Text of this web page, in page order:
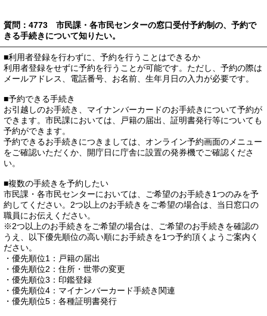
質問：4773 市民課・各市民センターの窓口受付予約制の、予約で
きる手続きについて知りたい。
■利用者登録を行わずに、予約を行うことはできるか
利用者登録をせずに予約を行うことが可能です。ただし、予約の際は
メールアドレス、電話番号、お名前、生年月日の入力が必要です。
■予約できる手続き
お引越しのお手続き、マイナンバーカードのお手続きについて予約が
できます。市民課においては、戸籍の届出、証明書発行等についても
予約ができます。
予約できるお手続きにつきましては、オンライン予約画面のメニュー
をご確認いただくか、開庁日に庁舎に設置の発券機でご確認くださ
い。
■複数の手続きを予約したい
市民課・各市民センターにおいては、ご希望のお手続き1つのみを予
約してください。2つ以上のお手続きをご希望の場合は、当日窓口の
職員にお伝えください。
※2つ以上のお手続きをご希望の場合は、ご希望のお手続きを確認の
うえ、以下優先順位の高い順にお手続きを1つ予約頂くようご案内く
ださい。
・優先順位1：戸籍の届出
・優先順位2：住所・世帯の変更
・優先順位3：印鑑登録
・優先順位4：マイナンバーカード手続き関連
・優先順位5：各種証明書発行